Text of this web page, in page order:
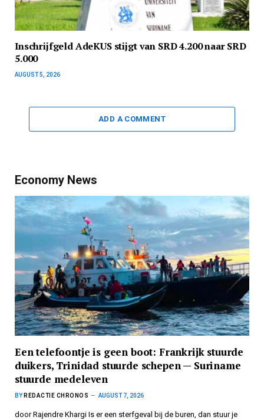
Inschrijfgeld AdeKUS stijgt van SRD 4.200 naar SRD
5.000
AUGUST 5, 2026
ADD A COMMENT
Economy News
Een telefoontje is geen boot: Frankrijk stuurde
duikers, Trinidad stuurde schepen — Suriname
stuurde medeleven
BY REDACTIE CHRONOS AUGUST 7, 2026
door Rajendre Khargi Is er een sterfgeval bij de buren, dan stuur je